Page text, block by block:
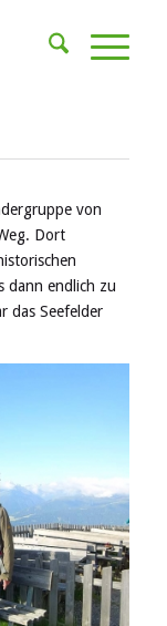
von
Dort
dann endlich zu
das Seefelder